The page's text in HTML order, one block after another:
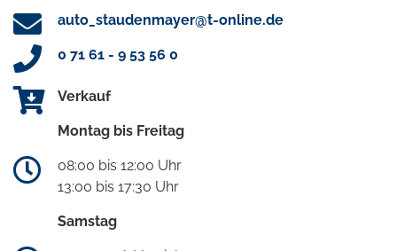
auto_staudenmayer@t-online.de
0 71 61 - 9 53 56 0
Verkauf
Montag bis Freitag
08:00 bis 12:00 Uhr
13:00 bis 17:30 Uhr
Samstag